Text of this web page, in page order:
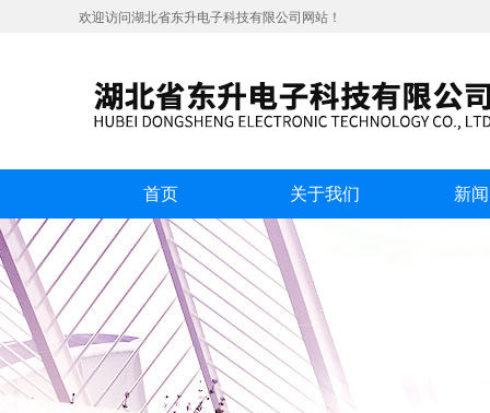
欢迎访问湖北省东升电子科技有限公司网站！
首页 关于我们 新